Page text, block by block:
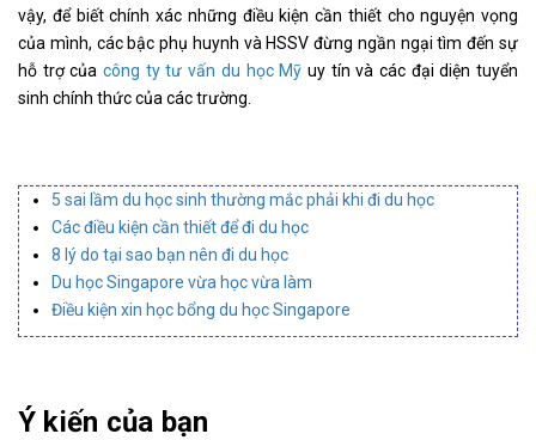
vậy, để biết chính xác những điều kiện cần thiết cho nguyện vọng
của mình, các bậc phụ huynh và HSSV đừng ngần ngại tìm đến sự
hỗ trợ củacông ty tư vấn du học Mỹ uy tín và các đại diện tuyển
sinh chính thức của các trường.
5 sai lầm du học sinh thường mắc phải khi đi du học
Các điều kiện cần thiết để đi du học
8 lý do tại sao bạn nên đi du học
Du học Singapore vừa học vừa làm
Điều kiện xin học bổng du học Singapore
Ý kiến của bạn